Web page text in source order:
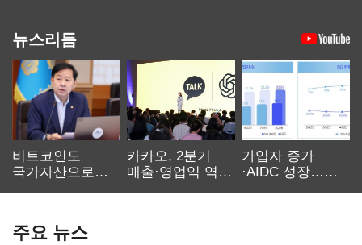
뉴스리듬
비트코인도
국가자산으로…'
카카오, 2분기
매출·영업익 역대
가입자 증가
·AIDC 성장…
주요 뉴스